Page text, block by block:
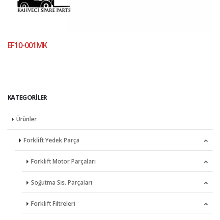
EF10-001MK
KATEGORILER
Ürünler
Forklift Yedek Parça
Forklift Motor Parçaları
Dişliler
Eksantrik Miller
Soğutma Sis. Parçaları
Devirdaimler
Forklift Filtreleri